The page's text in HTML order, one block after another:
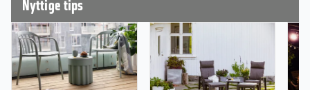
glidelås og tas av og vaskes.
Produktegenskaper
Stolen passer til de fleste spisebord
Nyttige tips